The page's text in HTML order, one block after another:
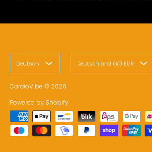
Deutsch Deutschland (€) EUR
CardioVibe © 2026
Powered by Shopify